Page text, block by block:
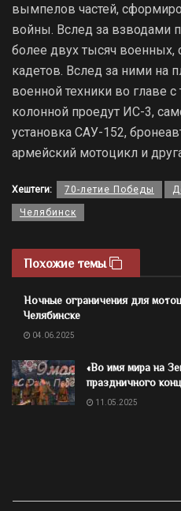
вымпелов частей,
войны. Вслед за взводами
более двух тысяч военных,
кадетов. Вслед за ними на
военной техники во главе
колонной проедут ИС-3,
установка САУ-152,
армейский мотоцикл и
Хештеги: 70-летие Победы
Челябинск
Похожие темы
Ночные ограничения для
Челябинске
04.06.2025
«Во имя мира на
праздничного
11.05.2025